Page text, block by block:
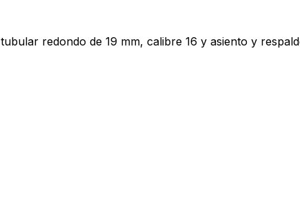
redondo de 19 mm, calibre 16 y asiento y